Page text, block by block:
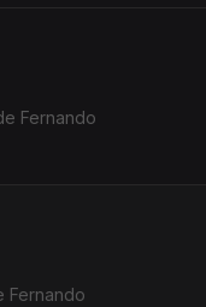
Fernando
Fernando